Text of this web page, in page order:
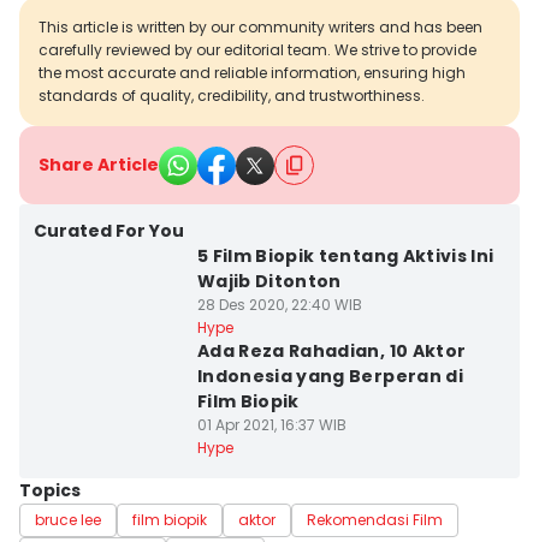
This article is written by our community writers and has been
carefully reviewed by our editorial team. We strive to provide
the most accurate and reliable information, ensuring high
standards of quality, credibility, and trustworthiness.
Share Article
Curated For You
5 Film Biopik tentang Aktivis Ini
Wajib Ditonton
28 Des 2020, 22:40 WIB
Hype
Ada Reza Rahadian, 10 Aktor
Indonesia yang Berperan di
Film Biopik
01 Apr 2021, 16:37 WIB
Hype
Topics
bruce lee film biopik aktor
Rekomendasi Film